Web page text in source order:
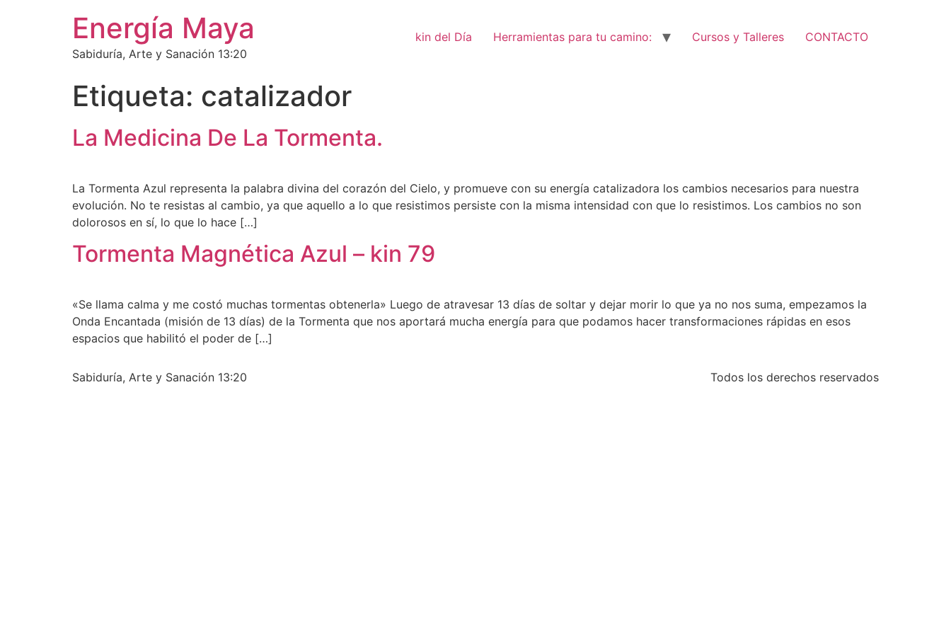
Energía Maya
Sabiduría, Arte y Sanación 13:20
kin del Día Herramientas para tu camino: Cursos y Talleres CONTACTO
Etiqueta: catalizador
La Medicina De La Tormenta.
La Tormenta Azul representa la palabra divina del corazón del Cielo, y promueve con su energía catalizadora los cambios necesarios para nuestra
evolución. No te resistas al cambio, ya que aquello a lo que resistimos persiste con la misma intensidad con que lo resistimos. Los cambios no son
dolorosos en sí, lo que lo hace […]
Tormenta Magnética Azul – kin 79
«Se llama calma y me costó muchas tormentas obtenerla» Luego de atravesar 13 días de soltar y dejar morir lo que ya no nos suma, empezamos la
Onda Encantada (misión de 13 días) de la Tormenta que nos aportará mucha energía para que podamos hacer transformaciones rápidas en esos
espacios que habilitó el poder de […]
Sabiduría, Arte y Sanación 13:20 Todos los derechos reservados